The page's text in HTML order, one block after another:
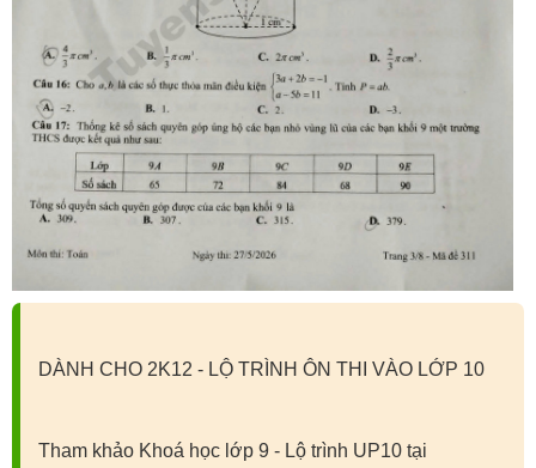
DÀNH CHO 2K12 - LỘ TRÌNH ÔN THI VÀO LỚP 10
Tham khảo Khoá học lớp 9 - Lộ trình UP10 tại